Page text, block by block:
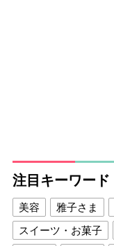
注目キーワード
美容 雅子さま
スイーツ・お菓子